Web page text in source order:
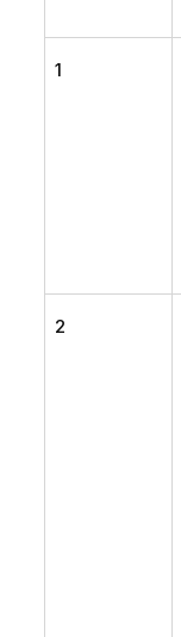
1
2